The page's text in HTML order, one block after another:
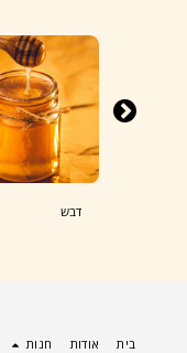
דבש
בית אודות חנות